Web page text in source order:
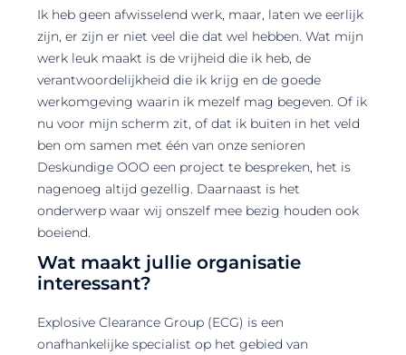
Ik heb geen afwisselend werk, maar, laten we eerlijk
zijn, er zijn er niet veel die dat wel hebben. Wat mijn
werk leuk maakt is de vrijheid die ik heb, de
verantwoordelijkheid die ik krijg en de goede
werkomgeving waarin ik mezelf mag begeven. Of ik
nu voor mijn scherm zit, of dat ik buiten in het veld
ben om samen met één van onze senioren
Deskundige OOO een project te bespreken, het is
nagenoeg altijd gezellig. Daarnaast is het
onderwerp waar wij onszelf mee bezig houden ook
boeiend.
Wat maakt jullie organisatie
interessant?
Explosive Clearance Group (ECG) is een
onafhankelijke specialist op het gebied van